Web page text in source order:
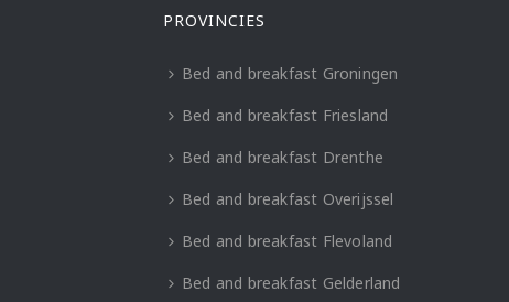
PROVINCIES
Bed and breakfast Groningen
Bed and breakfast Friesland
Bed and breakfast Drenthe
Bed and breakfast Overijssel
Bed and breakfast Flevoland
Bed and breakfast Gelderland